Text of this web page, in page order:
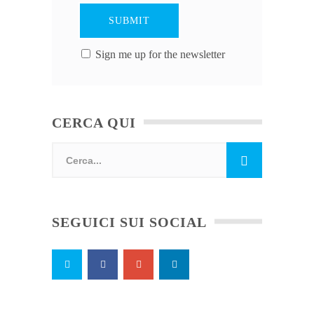
Sign me up for the newsletter
CERCA QUI
SEGUICI SUI SOCIAL